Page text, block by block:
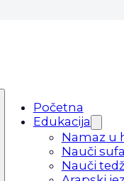
Početna
Edukacija
Namaz u
Nauči
Nauči